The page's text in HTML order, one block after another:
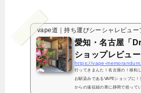
vape道｜持ち運びシーシャレビュー
愛知・名古屋「
ショップレビュー
https://vape-
行ってきまんた！名古屋の！移転
お馴染みであるVAPEショップに
からの遠征組の車に静岡で拾って